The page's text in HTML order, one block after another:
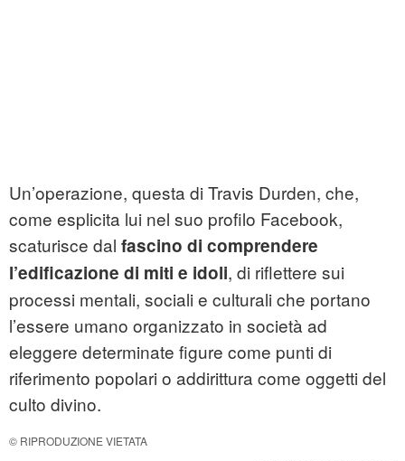
Un’operazione, questa di Travis Durden, che,
come esplicita lui nel suo profilo Facebook,
scaturisce dal fascino di comprendere
l’edificazione di miti e idoli, di riflettere sui
processi mentali, sociali e culturali che portano
l’essere umano organizzato in società ad
eleggere determinate figure come punti di
riferimento popolari o addirittura come oggetti del
culto divino.
© RIPRODUZIONE VIETATA